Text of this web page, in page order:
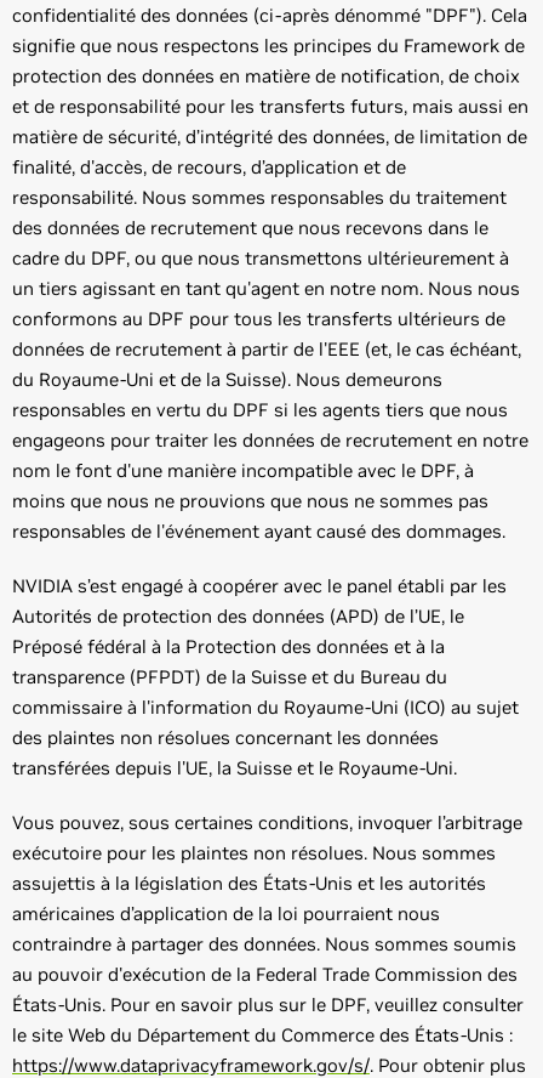
confidentialité des données (ci-après dénommé "DPF"). Cela
signifie que nous respectons les principes du Framework de
protection des données en matière de notification, de choix
et de responsabilité pour les transferts futurs, mais aussi en
matière de sécurité, d’intégrité des données, de limitation de
finalité, d'accès, de recours, d’application et de
responsabilité. Nous sommes responsables du traitement
des données de recrutement que nous recevons dans le
cadre du DPF, ou que nous transmettons ultérieurement à
un tiers agissant en tant qu'agent en notre nom. Nous nous
conformons au DPF pour tous les transferts ultérieurs de
données de recrutement à partir de l'EEE (et, le cas échéant,
du Royaume-Uni et de la Suisse). Nous demeurons
responsables en vertu du DPF si les agents tiers que nous
engageons pour traiter les données de recrutement en notre
nom le font d'une manière incompatible avec le DPF, à
moins que nous ne prouvions que nous ne sommes pas
responsables de l'événement ayant causé des dommages.
NVIDIA s’est engagé à coopérer avec le panel établi par les
Autorités de protection des données (APD) de l’UE, le
Préposé fédéral à la Protection des données et à la
transparence (PFPDT) de la Suisse et du Bureau du
commissaire à l'information du Royaume-Uni (ICO) au sujet
des plaintes non résolues concernant les données
transférées depuis l'UE, la Suisse et le Royaume-Uni.
Vous pouvez, sous certaines conditions, invoquer l’arbitrage
exécutoire pour les plaintes non résolues. Nous sommes
assujettis à la législation des États-Unis et les autorités
américaines d’application de la loi pourraient nous
contraindre à partager des données. Nous sommes soumis
au pouvoir d'exécution de la Federal Trade Commission des
États-Unis. Pour en savoir plus sur le DPF, veuillez consulter
le site Web du Département du Commerce des États-Unis :
https://www.dataprivacyframework.gov/s/. Pour obtenir plus